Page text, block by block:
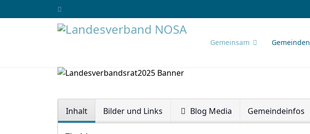
Gemeinsam Gemeinden
Inhalt Bilder und Links Blog Media Gemeindeinfos